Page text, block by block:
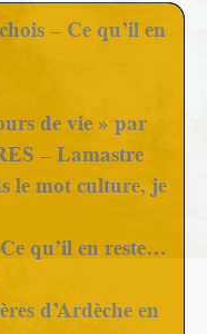
– Ce qu’il en
de vie » par
– Lamastre
le mot culture, je
qu’il en reste…
d’Ardèche en